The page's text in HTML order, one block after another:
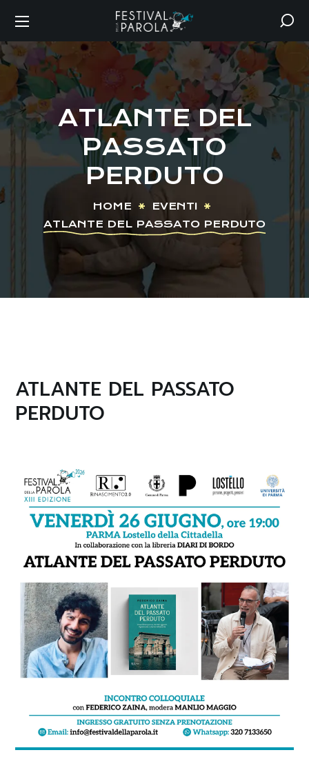
ATLANTE DEL
PASSATO
PERDUTO
HOME
EVENTI
ATLANTE DEL PASSATO PERDUTO
ATLANTE DEL PASSATO
PERDUTO